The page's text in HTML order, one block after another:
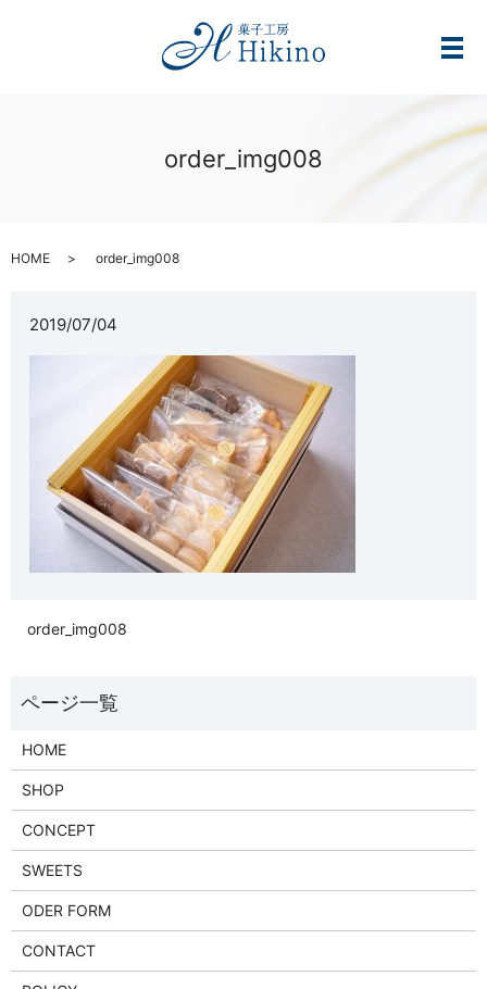
メ
order_img008
HOME order_img008
2019/07/04
order_img008
HOME
SHOP
CONCEPT
SWEETS
ODER FORM
CONTACT